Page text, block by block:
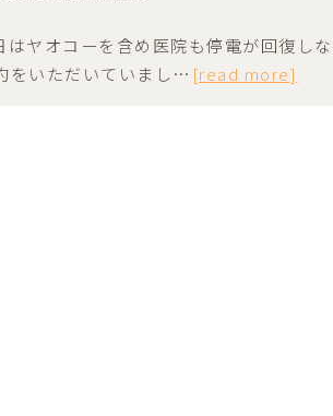
ヤオコーを含め医院も停電が回復し
をいただいていまし… [read more]